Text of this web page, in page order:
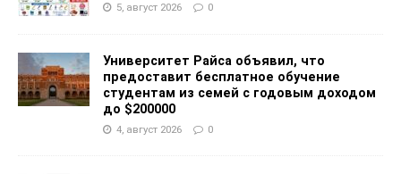
5, август 2026 0
Университет Райса объявил, что
предоставит бесплатное обучение
студентам из семей с годовым доходом
до $200000
4, август 2026 0